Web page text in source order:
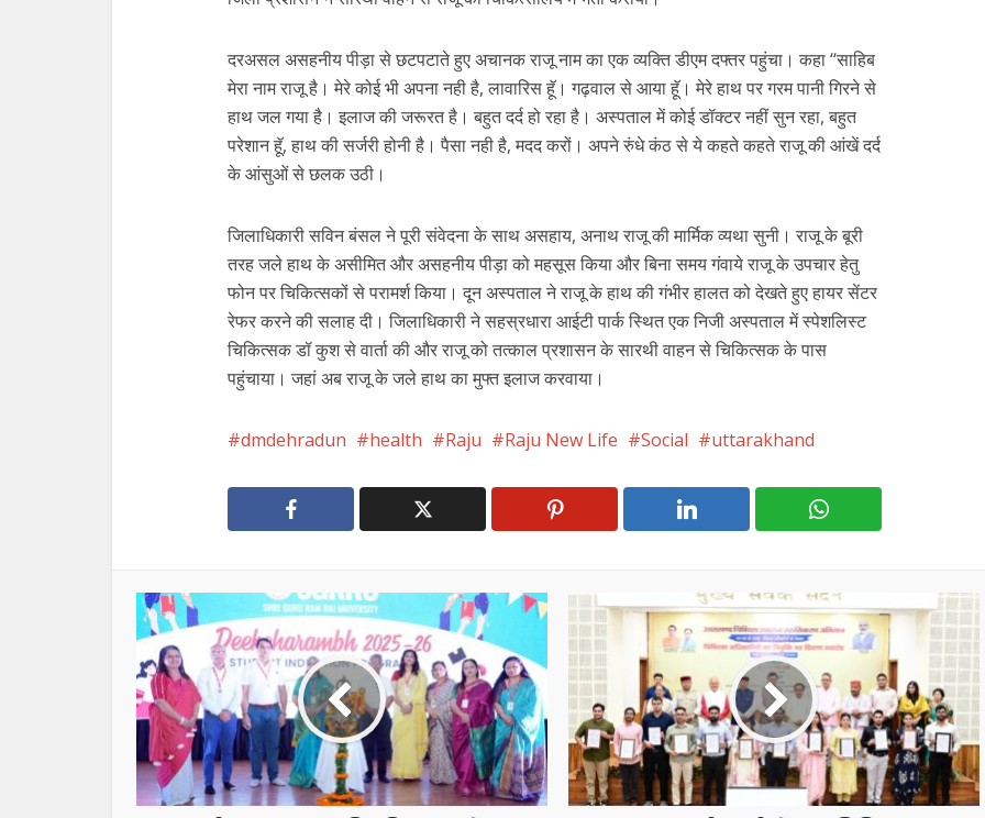
दरअसल असहनीय पीड़ा से छटपटाते हुए अचानक राजू नाम का एक व्यक्ति डीएम दफ्तर पहुंचा। कहा ‘‘साहिब
मेरा नाम राजू है। मेरे कोई भी अपना नही है, लावारिस हूॅ। गढ़वाल से आया हूॅ। मेरे हाथ पर गरम पानी गिरने से
हाथ जल गया है। इलाज की जरूरत है। बहुत दर्द हो रहा है। अस्पताल में कोई डॉक्टर नहीं सुन रहा, बहुत
परेशान हूॅ, हाथ की सर्जरी होनी है। पैसा नही है, मदद करों। अपने रुंधे कंठ से ये कहते कहते राजू की आंखें दर्द
के आंसुओं से छलक उठी।
जिलाधिकारी सविन बंसल ने पूरी संवेदना के साथ असहाय, अनाथ राजू की मार्मिक व्यथा सुनी। राजू के बूरी
तरह जले हाथ के असीमित और असहनीय पीड़ा को महसूस किया और बिना समय गंवाये राजू के उपचार हेतु
फोन पर चिकित्सकों से परामर्श किया। दून अस्पताल ने राजू के हाथ की गंभीर हालत को देखते हुए हायर सेंटर
रेफर करने की सलाह दी। जिलाधिकारी ने सहस्रधारा आईटी पार्क स्थित एक निजी अस्पताल में स्पेशलिस्ट
चिकित्सक डॉ कुश से वार्ता की और राजू को तत्काल प्रशासन के सारथी वाहन से चिकित्सक के पास
पहुंचाया। जहां अब राजू के जले हाथ का मुफ्त इलाज करवाया।
dmdehradun health Raju Raju New Life Social uttarakhand